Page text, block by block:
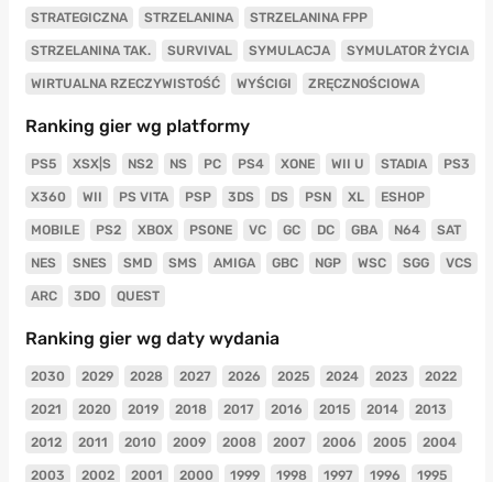
STRATEGICZNA STRZELANINA STRZELANINA FPP
STRZELANINA TAK. SURVIVAL SYMULACJA SYMULATOR ŻYCIA
WIRTUALNA RZECZYWISTOŚĆ WYŚCIGI ZRĘCZNOŚCIOWA
Ranking gier wg platformy
PS5 XSX|S NS2 NS PC PS4 XONE WII U STADIA PS3
X360 WII PS VITA PSP 3DS DS PSN XL ESHOP
MOBILE PS2 XBOX PSONE VC GC DC GBA N64 SAT
NES SNES SMD SMS AMIGA GBC NGP WSC SGG VCS
ARC 3DO QUEST
Ranking gier wg daty wydania
2030 2029 2028 2027 2026 2025 2024 2023 2022
2021 2020 2019 2018 2017 2016 2015 2014 2013
2012 2011 2010 2009 2008 2007 2006 2005 2004
2003 2002 2001 2000 1999 1998 1997 1996 1995